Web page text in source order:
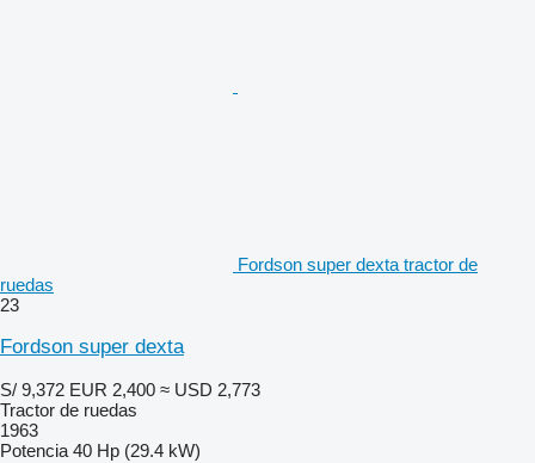
Fordson super dexta tractor de
ruedas
23
Fordson super dexta
S/ 9,372 EUR 2,400 ≈ USD 2,773
Tractor de ruedas
1963
Potencia 40 Hp (29.4 kW)